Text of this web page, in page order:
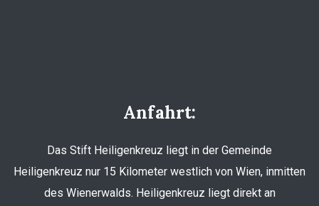
Anfahrt:
Das Stift Heiligenkreuz liegt in der Gemeinde
Heiligenkreuz nur 15 Kilometer westlich von Wien, inmitten
des Wienerwalds. Heiligenkreuz liegt direkt an